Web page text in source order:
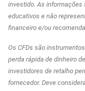
investido. As
educativos e não
financeiro e/ou
Os CFDs são
perda rápida de dinheiro
investidores de retalho
fornecedor. Deve